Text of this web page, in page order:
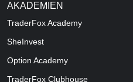
AKADEMIEN
TraderFox Academy
SheInvest
Option Academy
TraderFox Clubhouse